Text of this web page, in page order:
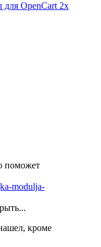
OpenCart 2x
поможет
modulja-
кроме